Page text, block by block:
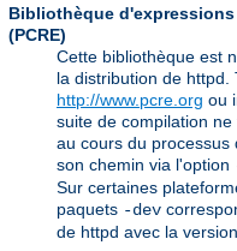
Bibliothèque
(PCRE)
Cette bibliothèque est
la distribution de
http://www.pcre.org ou
suite de compilation
au cours du processus
son chemin via l'option
Sur certaines
paquets -dev
de httpd avec la